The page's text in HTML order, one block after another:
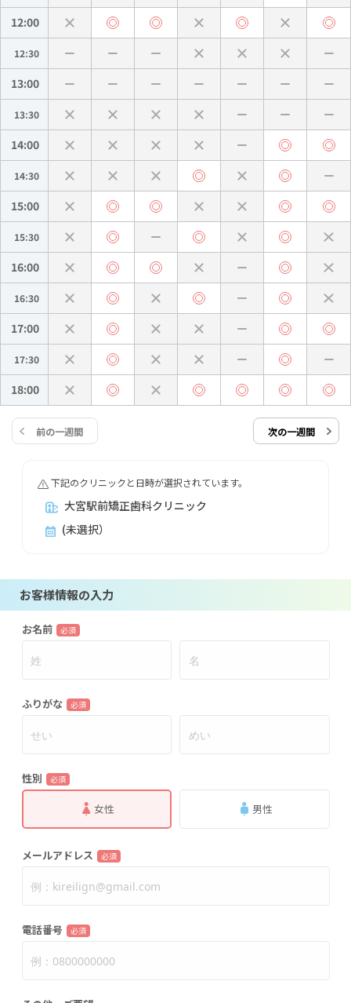
12:00
12:30
13:00
13:30
14:00
14:30
15:00
15:30
16:00
16:30
17:00
17:30
18:00
前の一週間 次の一週間
下記のクリニックと日時が選択されています。
大宮駅前矯正歯科クリニック
(未選択）
お客様情報の入力
お名前 必須
ふりがな 必須
性別 必須
女性 男性
メールアドレス 必須
電話番号 必須